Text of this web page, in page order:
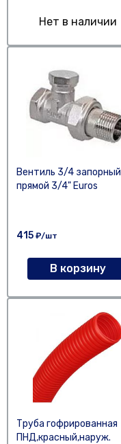
Нет в наличии
Вентиль 3/4 запорный
прямой 3/4" Euros
415 ₽/шт
В корзину
Труба гофрированная
ПНД,красный,наруж.